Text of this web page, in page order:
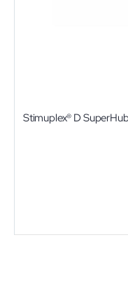
Stimuplex® D